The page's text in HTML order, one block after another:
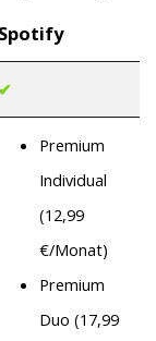
Spotify
✔
Premium
Individual
(12,99
€/Monat)
Premium
Duo (17,99